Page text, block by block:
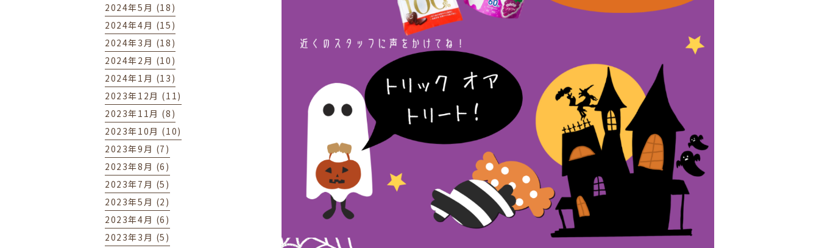
2024年5月 (18)
2024年4月 (15)
2024年3月 (18)
2024年2月 (10)
2024年1月 (13)
2023年12月 (11)
2023年11月 (8)
2023年10月 (10)
2023年9月 (7)
2023年8月 (6)
2023年7月 (5)
2023年5月 (2)
2023年4月 (6)
2023年3月 (5)